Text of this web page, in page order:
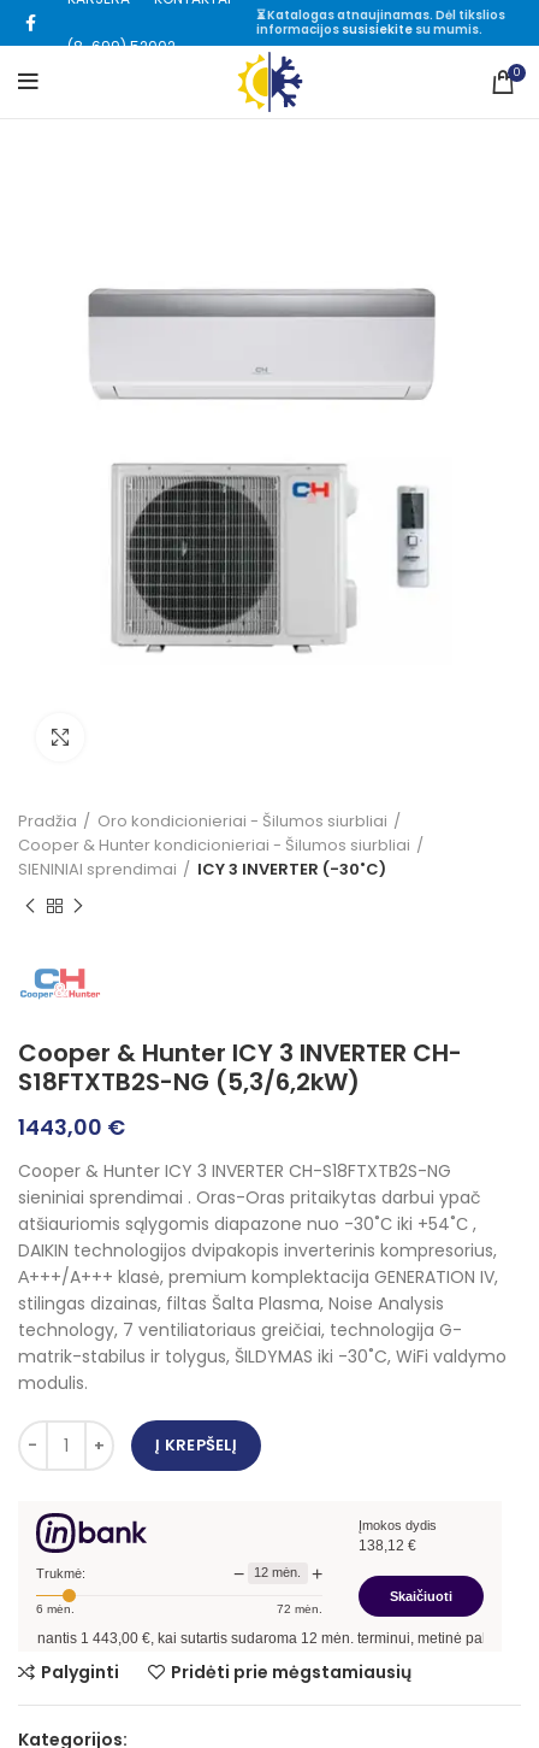
(8-699) 52002
⏳ Katalogas atnaujinamas. Dėl tikslios
informacijos susisiekitesu mumis.
0
Pradžia
Oro kondicionieriai - Šilumos siurbliai
Cooper & Hunter kondicionieriai - Šilumos siurbliai
SIENINIAI sprendimai
ICY 3 INVERTER (-30˚C)
Cooper & Hunter ICY 3 INVERTER CH-
S18FTXTB2S-NG (5,3/6,2kW)
1443,00 €
Cooper & Hunter ICY 3 INVERTER CH-S18FTXTB2S-NG
sieniniai sprendimai . Oras-Oras pritaikytas darbui ypač
atšiauriomis sąlygomis diapazone nuo -30˚С iki +54˚С ,
DAIKIN technologijos dvipakopis inverterinis kompresorius,
А+++/A+++ klasė, premium komplektacija GENERATION IV,
stilingas dizainas, filtas Šalta Plasma, Noise Analysis
technology, 7 ventiliatoriaus greičiai, technologija G-
matrik-stabilus ir tolygus, ŠILDYMAS iki -30˚C, WiFi valdymo
modulis.
Į KREPŠELĮ
Trukmė: − 12 mėn. +
6 mėn. 72 mėn.
Įmokos dydis
138,12 €
Skaičiuoti
1 443,00 €, kai sutartis sudaroma12mėn. terminui, metinė palūkanų norma –
Palyginti Pridėti prie mėgstamiausių
Kategorijos: